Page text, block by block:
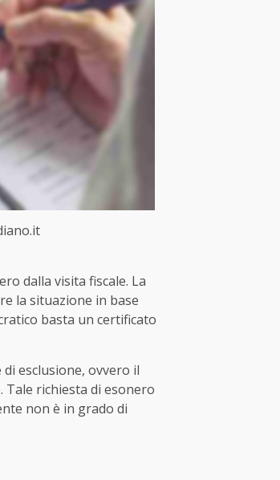
dalla visita fiscale. La
la situazione in base
basta un certificato
esclusione, ovvero il
Tale richiesta di esonero
non è in grado di